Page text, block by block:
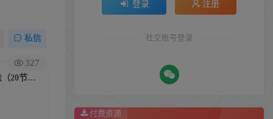
私信
327
（9692期）直通车收割玩法2.0课程：智能推广收割方法+标准推广收割方法（20节课）
登录 注册
社交账号登录
付费资源